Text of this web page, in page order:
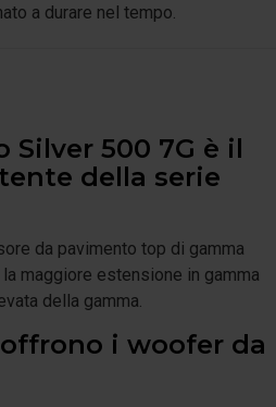
a durare nel tempo.
500 7G è il
della serie
da pavimento top di gamma
maggiore estensione in gamma
della gamma.
i woofer da